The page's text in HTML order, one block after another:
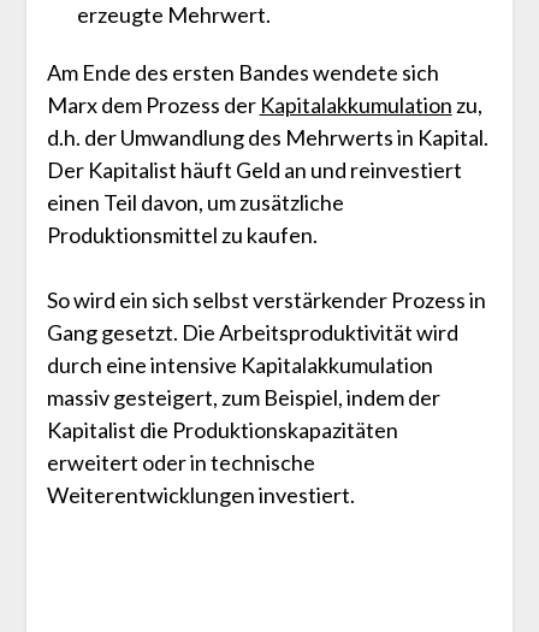
erzeugte Mehrwert.
Am Ende des ersten Bandes wendete sich
Marx dem Prozess der Kapitalakkumulationzu,
d.h. der Umwandlung des Mehrwerts in Kapital.
Der Kapitalist häuft Geld an und reinvestiert
einen Teil davon, um zusätzliche
Produktionsmittel zu kaufen.
So wird ein sich selbst verstärkender Prozess in
Gang gesetzt. Die Arbeitsproduktivität wird
durch eine intensive Kapitalakkumulation
massiv gesteigert, zum Beispiel, indem der
Kapitalist die Produktionskapazitäten
erweitert oder in technische
Weiterentwicklungen investiert.